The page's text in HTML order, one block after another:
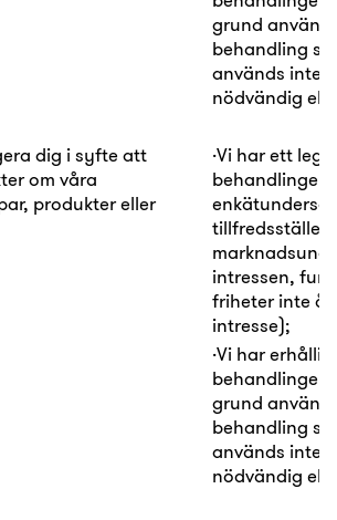
grund
behandling
används inte
nödvändig
dig i syfte att
om våra
produkter eller
·Vi har ett
intressen,
friheter inte
intresse);
·Vi har
behandlingen
grund
behandling
används inte
nödvändig